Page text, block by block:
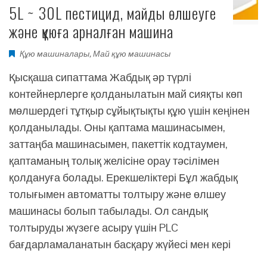
5L ~ 30L пестицид, майды өлшеуге
және құюға арналған машина
Құю машиналары,Май құю машинасы
Қысқаша сипаттама Жабдық әр түрлі
контейнерлерге қолданылатын май сияқты көп
мөлшердегі тұтқыр сұйықтықты құю үшін кеңінен
қолданылады. Оны қаптама машинасымен,
заттаңба машинасымен, пакеттік кодтаумен,
қаптаманың толық желісіне орау тәсілімен
қолдануға болады. Ерекшеліктері Бұл жабдық
толығымен автоматты толтыру және өлшеу
машинасы болып табылады. Ол сандық
толтыруды жүзеге асыру үшін PLC
бағдарламаланатын басқару жүйесі мен кері